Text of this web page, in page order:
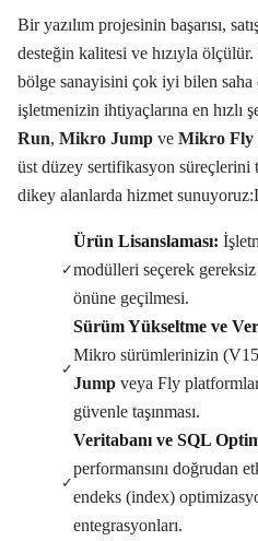
Bir yazılım projesinin başarısı,
desteğin kalitesi ve hızıyla
bölge sanayisini çok iyi bilen saha
işletmenizin ihtiyaçlarına en hızlı
Run, Mikro Jump ve Mikro Fly
üst düzey sertifikasyon süreçlerini
dikey alanlarda hizmet
✓
Ürün Lisanslaması:
modülleri seçerek
önüne geçilmesi.
✓
Sürüm Yükseltme ve
Mikro sürümlerinizin
Jump veya Fly
güvenle taşınması.
✓
Veritabanı ve SQL
performansını doğrudan
endeks (index)
entegrasyonları.